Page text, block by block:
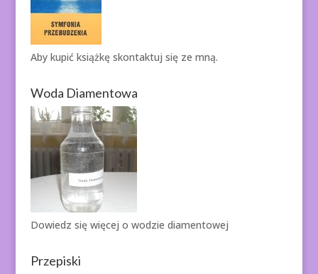
Aby kupić książkę skontaktuj się ze mną.
Woda Diamentowa
Dowiedz się więcej o wodzie diamentowej
Przepiski